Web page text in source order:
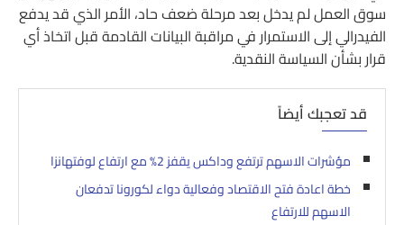
سوق العمل لم يدخل بعد مرحلة ضعف حاد، الأمر الذي قد يدفع
الفيدرالي إلى الاستمرار في مراقبة البيانات القادمة قبل اتخاذ أي
قرار بشأن السياسة النقدية.
قد تعجبك أيضاً
مؤشرات الاسهم ترتفع وداكس يقفز 2% مع ارتفاع لوفتهانزا
خطة اعادة فتح الاقتصاد وفعالية دواء لكورونا تدفعان
الاسهم للارتفاع